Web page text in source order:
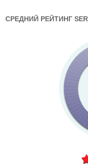
СРЕДНИЙ РЕЙТИНГ